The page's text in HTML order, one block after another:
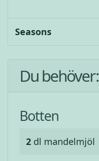
Seasons
Du behöver:
Botten
2 dl mandelmjöl